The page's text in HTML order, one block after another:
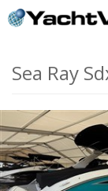
Sea Ray